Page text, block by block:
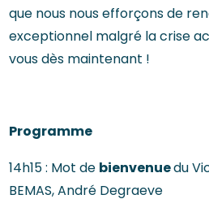
que nous nous efforçons de
exceptionnel malgré la crise
vous dès maintenant !
Programme
14h15 : Mot de bienvenuedu
BEMAS, André Degraeve